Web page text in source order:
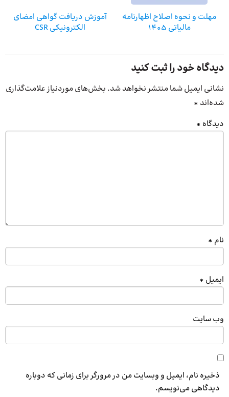
مهلت و نحوه اصلاح اظهارنامه
مالیاتی 1405
آموزش دریافت گواهی امضای
الکترونیکی CSR
دیدگاه خود را ثبت کنید
نشانی ایمیل شما منتشر نخواهد شد. بخش‌های موردنیاز علامت‌گذاری
شده‌اند *
دیدگاه *
نام *
ایمیل *
وب‌ سایت
ذخیره نام، ایمیل و وبسایت من در مرورگر برای زمانی که دوباره
دیدگاهی می‌نویسم.